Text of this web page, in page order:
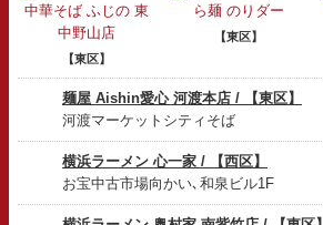
中華そば ふじの 東
中野山店
【東区】
ら麺 のりダー
【東区】
麺屋 Aishin愛心 河渡本店 / 【東区】
河渡マーケットシティそば
横浜ラーメン 心一家 / 【西区】
お宝中古市場向かい､和泉ビル1F